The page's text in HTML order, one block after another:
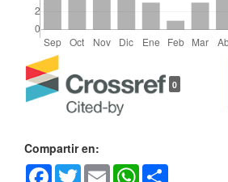
Detalles
del
artículo
0
Compartir en:
Facebook
Twitter Email WhatsApp